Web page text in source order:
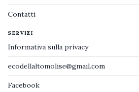
Contatti
SERVIZI
Informativa sulla privacy
ecodellaltomolise@gmail.com
Facebook